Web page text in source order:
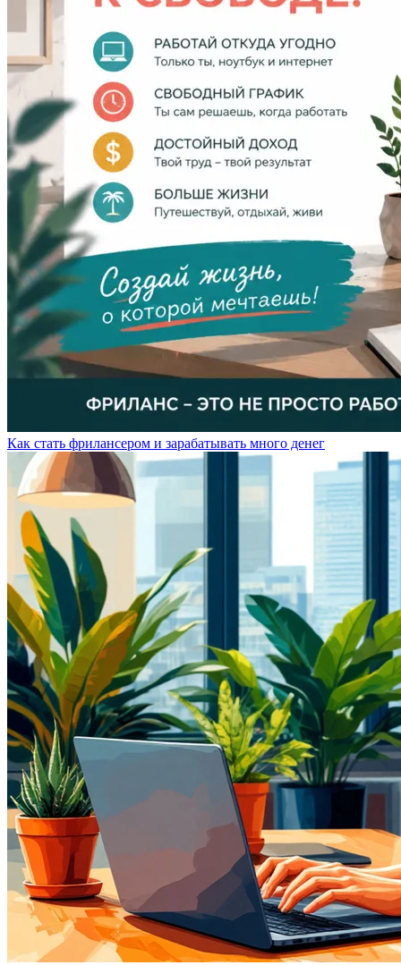
Как стать фрилансером и зарабатывать много денег